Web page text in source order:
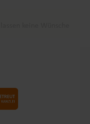
keine Wünsche
nur die Produktvielfalt,
Vertrauen Sie auf